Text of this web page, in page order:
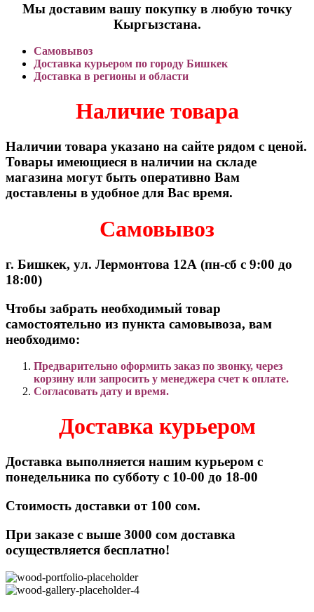
Мы доставим вашу покупку в любую точку
Кыргызстана.
Самовывоз
Доставка курьером по городу Бишкек
Доставка в регионы и области
Наличие товара
Наличии товара указано на сайте рядом с ценой.
Товары имеющиеся в наличии на складе
магазина могут быть оперативно Вам
доставлены в удобное для Вас время.
Самовывоз
г. Бишкек, ул. Лермонтова 12А (пн-сб с 9:00 до
18:00)
Чтобы забрать необходимый товар
самостоятельно из пункта самовывоза, вам
необходимо:
Предварительно оформить заказ по звонку, через
корзину или запросить у менеджера счет к оплате.
Согласовать дату и время.
Доставка курьером
Доставка выполняется нашим курьером с
понедельника по субботу с 10-00 до 18-00
Стоимость доставки от 100 сом.
При заказе с выше 3000 сом доставка
осуществляется бесплатно!